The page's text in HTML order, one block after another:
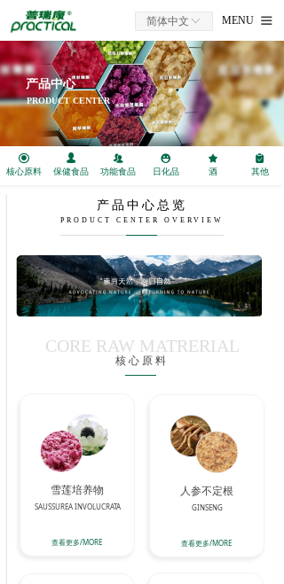
产品中心
PRODUCT CENTER
끀
首页
关于我们
国家工程中心
一库二基地三平台
核心技术
应用领域
产品中心
新闻资讯
MENU
ꀅ
简体中文
产品中心总览
PRODUCT CENTER OVERVIEW
CORE RAW MATRERIAL
核心原料
雪莲培养物
SAUSSUREA INVOLUCRATA
查看更多/MORE
人参不定根
GINSENG
查看更多/MORE
끧
核心原料
넙
保健食品
뀡
功能食品
넠
日化品
끄
酒
녂
其他